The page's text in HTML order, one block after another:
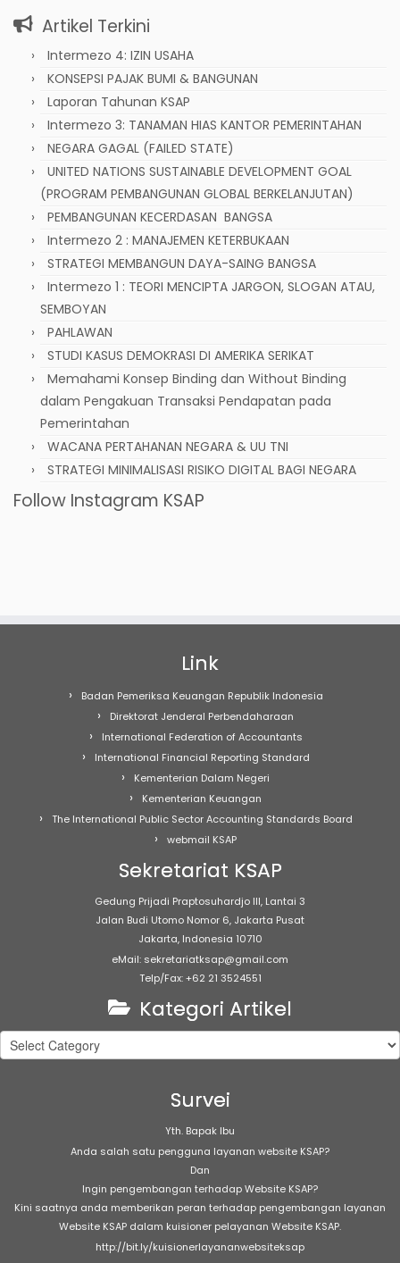
Artikel Terkini
Intermezo 4: IZIN USAHA
KONSEPSI PAJAK BUMI & BANGUNAN
Laporan Tahunan KSAP
Intermezo 3: TANAMAN HIAS KANTOR PEMERINTAHAN
NEGARA GAGAL (FAILED STATE)
UNITED NATIONS SUSTAINABLE DEVELOPMENT GOAL
(PROGRAM PEMBANGUNAN GLOBAL BERKELANJUTAN)
PEMBANGUNAN KECERDASAN BANGSA
Intermezo 2 : MANAJEMEN KETERBUKAAN
STRATEGI MEMBANGUN DAYA-SAING BANGSA
Intermezo 1 : TEORI MENCIPTA JARGON, SLOGAN ATAU,
SEMBOYAN
PAHLAWAN
STUDI KASUS DEMOKRASI DI AMERIKA SERIKAT
Memahami Konsep Binding dan Without Binding
dalam Pengakuan Transaksi Pendapatan pada
Pemerintahan
WACANA PERTAHANAN NEGARA & UU TNI
STRATEGI MINIMALISASI RISIKO DIGITAL BAGI NEGARA
Follow Instagram KSAP
Link
Badan Pemeriksa Keuangan Republik Indonesia
Direktorat Jenderal Perbendaharaan
International Federation of Accountants
International Financial Reporting Standard
Kementerian Dalam Negeri
Kementerian Keuangan
The International Public Sector Accounting Standards Board
webmail KSAP
Sekretariat KSAP
Gedung Prijadi Praptosuhardjo III, Lantai 3
Jalan Budi Utomo Nomor 6, Jakarta Pusat
Jakarta, Indonesia 10710
eMail: sekretariatksap@gmail.com
Telp/Fax: +62 21 3524551
Kategori Artikel
Kategori
Artikel
Survei
Yth. Bapak Ibu
Anda salah satu pengguna layanan website KSAP?
Dan
Ingin pengembangan terhadap Website KSAP?
Kini saatnya anda memberikan peran terhadap pengembangan layanan
Website KSAP dalam kuisioner pelayanan Website KSAP.
http://bit.ly/kuisionerlayananwebsiteksap